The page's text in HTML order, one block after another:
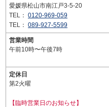
愛媛県松山市南江戸3-5-20
TEL： 0120-969-059
TEL： 089-927-5599
営業時間
午前10時〜午後7時
定休日
第2火曜
【臨時営業日のお知らせ】